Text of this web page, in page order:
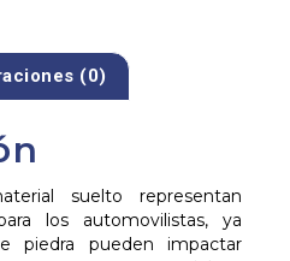
(0)
suelto representan
los automovilistas, ya
piedra pueden impactar